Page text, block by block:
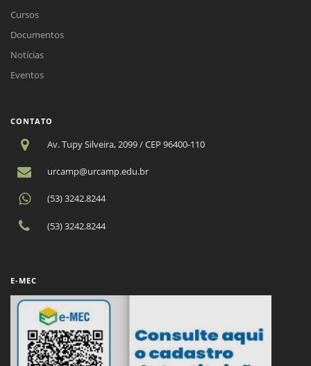
Cursos
Documentos
Notícias
Eventos
CONTATO
Av. Tupy Silveira, 2099 / CEP 96400-110
urcamp@urcamp.edu.br
(53) 3242.8244
(53) 3242.8244
E-MEC